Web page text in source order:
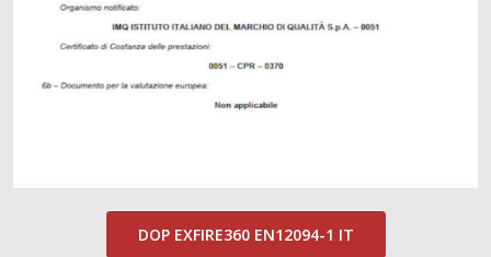
DOP EXFIRE360 EN12094-1 IT